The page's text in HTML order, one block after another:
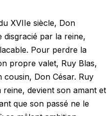
XVIIe siècle, Don
disgracié par la reine,
Pour perdre la
propre valet, Ruy Blas,
Don César. Ruy
reine, devient son amant et
que son passé ne le